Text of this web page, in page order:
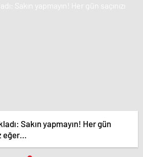
Sakın yapmayın! Her gün
eğer…